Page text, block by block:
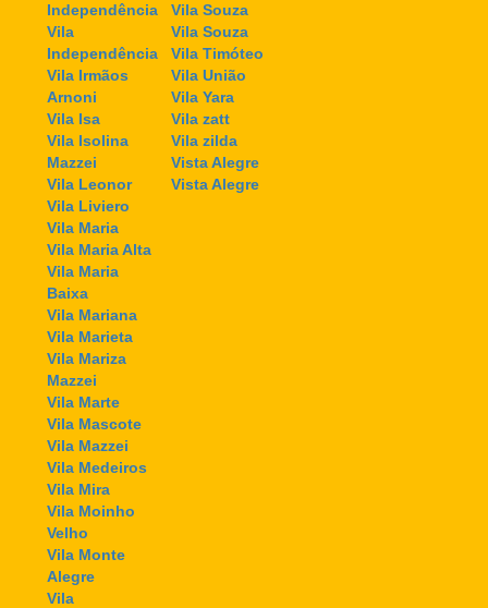
Independência
Vila
Independência
Vila Irmãos
Arnoni
Vila Isa
Vila Isolina
Mazzei
Vila Leonor
Vila Liviero
Vila Maria
Vila Maria Alta
Vila Maria
Baixa
Vila Mariana
Vila Marieta
Vila Mariza
Mazzei
Vila Marte
Vila Mascote
Vila Mazzei
Vila Medeiros
Vila Mira
Vila Moinho
Velho
Vila Monte
Alegre
Vila
Vila Souza
Vila Souza
Vila Timóteo
Vila União
Vila Yara
Vila zatt
Vila zilda
Vista Alegre
Vista Alegre